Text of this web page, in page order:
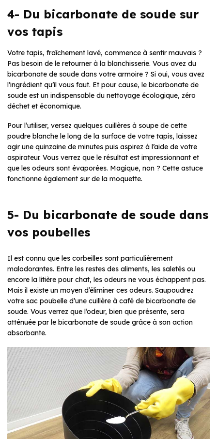
4- Du bicarbonate de soude sur
vos tapis
Votre tapis, fraîchement lavé, commence à sentir mauvais ?
Pas besoin de le retourner à la blanchisserie. Vous avez du
bicarbonate de soude dans votre armoire ? Si oui, vous avez
l’ingrédient qu’il vous faut. Et pour cause, le bicarbonate de
soude est un indispensable du nettoyage écologique, zéro
déchet et économique.
Pour l’utiliser, versez quelques cuillères à soupe de cette
poudre blanche le long de la surface de votre tapis, laissez
agir une quinzaine de minutes puis aspirez à l’aide de votre
aspirateur. Vous verrez que le résultat est impressionnant et
que les odeurs sont évaporées. Magique, non ? Cette astuce
fonctionne également sur de la moquette.
5- Du bicarbonate de soude dans
vos poubelles
Il est connu que les corbeilles sont particulièrement
malodorantes. Entre les restes des aliments, les saletés ou
encore la litière pour chat, les odeurs ne vous échappent pas.
Mais il existe un moyen d’éliminer ces odeurs. Saupoudrez
votre sac poubelle d’une cuillère à café de bicarbonate de
soude. Vous verrez que l’odeur, bien que présente, sera
atténuée par le bicarbonate de soude grâce à son action
absorbante.